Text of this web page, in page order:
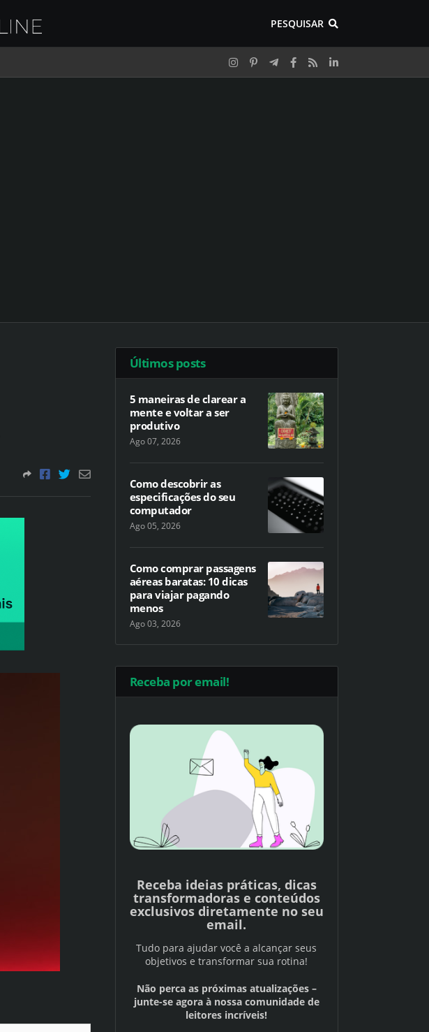
PESQUISAR
Últimos posts
5 maneiras de clarear a
mente e voltar a ser
produtivo
Ago 07, 2026
Como descobrir as
especificações do seu
computador
Ago 05, 2026
Como comprar passagens
aéreas baratas: 10 dicas
para viajar pagando
menos
Ago 03, 2026
Receba por email!
Receba ideias práticas, dicas
transformadoras e conteúdos
exclusivos diretamente no seu
email.
Tudo para ajudar você a alcançar seus
objetivos e transformar sua rotina!
Não perca as próximas atualizações –
junte-se agora à nossa comunidade de
leitores incríveis!